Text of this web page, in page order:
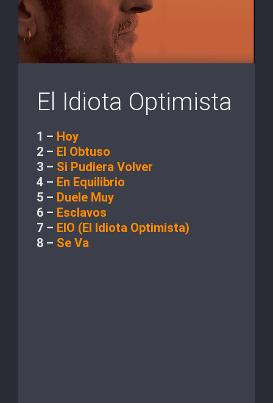
El Idiota Optimista
1 – Hoy
2 – El Obtuso
3 – Si Pudiera Volver
4 – En Equilibrio
5 – Duele Muy
6 – Esclavos
7 – EIO (El Idiota Optimista)
8 – Se Va